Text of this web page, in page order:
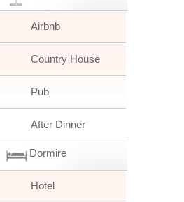
Airbnb
Country House
Pub
After Dinner
Dormire
Hotel